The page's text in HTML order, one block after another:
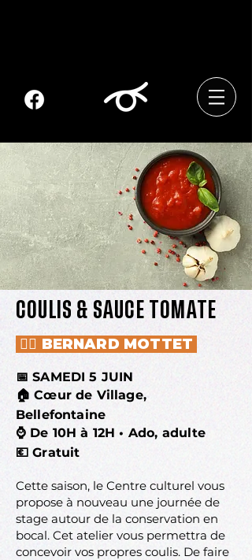
COULIS & SAUCE TOMATE
👱‍♂️ BERNARD MOTTET
📅 SAMEDI 5 JUIN
🏠 Cœur de Village,
Bellefontaine
⌚ De 10H à 12H • Ado, adulte
💶 Gratuit
Cette saison, le Centre culturel vous
propose à nouveau une journée de
stage autour de la conservation en
bocal. Cet atelier vous permettra de
concevoir vos propres coulis. De faire